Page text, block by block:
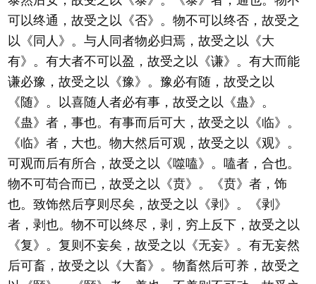
可以终通，故受之以《否》。物不可以终否，故受之
以《同人》。与人同者物必归焉，故受之以《大
有》。有大者不可以盈，故受之以《谦》。有大而能
谦必豫，故受之以《豫》。豫必有随，故受之以
《随》。以喜随人者必有事，故受之以《蛊》。
《蛊》者，事也。有事而后可大，故受之以《临》。
《临》者，大也。物大然后可观，故受之以《观》。
可观而后有所合，故受之以《噬嗑》。嗑者，合也。
物不可苟合而已，故受之以《贲》。《贲》者，饰
也。致饰然后亨则尽矣，故受之以《剥》。《剥》
者，剥也。物不可以终尽，剥，穷上反下，故受之以
《复》。复则不妄矣，故受之以《无妄》。有无妄然
后可畜，故受之以《大畜》。物畜然后可养，故受之